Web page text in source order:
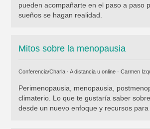
pueden acompañarte en el paso a paso
sueños se hagan realidad.
Mitos sobre la menopausia
Conferencia/Charla · A distancia u online · Carmen
Perimenopausia, menopausia,
climaterio. Lo que te gustaría saber
desde un nuevo enfoque y recursos para